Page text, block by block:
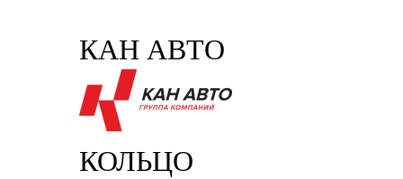
КАН АВТО
КОЛЬЦО